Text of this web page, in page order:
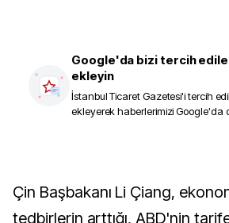
Google'da bizi tercih
ekleyin
İstanbul Ticaret Gazetesi'i tercih
ekleyerek haberlerimizi Google'da
Çin Başbakanı Li Çiang, ekonomide korumacı
tedbirlerin arttığı, ABD'nin